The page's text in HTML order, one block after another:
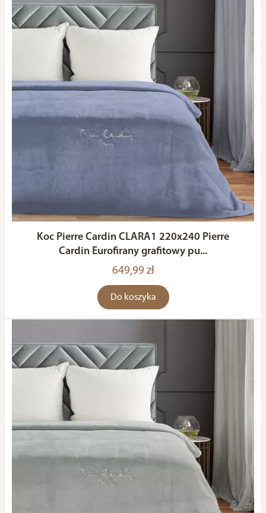
Koc Pierre Cardin CLARA1 220x240 Pierre
Cardin Eurofirany grafitowy pu...
649,99 zł
Do koszyka